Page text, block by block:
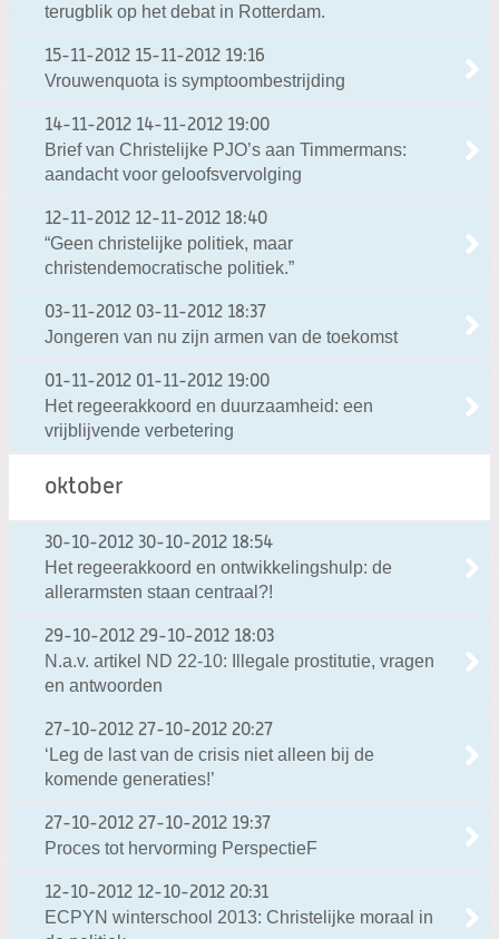
terugblik op het debat in Rotterdam.
15-11-2012 15-11-2012 19:16
Vrouwenquota is symptoombestrijding
14-11-2012 14-11-2012 19:00
Brief van Christelijke PJO’s aan Timmermans:
aandacht voor geloofsvervolging
12-11-2012 12-11-2012 18:40
“Geen christelijke politiek, maar
christendemocratische politiek.”
03-11-2012 03-11-2012 18:37
Jongeren van nu zijn armen van de toekomst
01-11-2012 01-11-2012 19:00
Het regeerakkoord en duurzaamheid: een
vrijblijvende verbetering
oktober
30-10-2012 30-10-2012 18:54
Het regeerakkoord en ontwikkelingshulp: de
allerarmsten staan centraal?!
29-10-2012 29-10-2012 18:03
N.a.v. artikel ND 22-10: Illegale prostitutie, vragen
en antwoorden
27-10-2012 27-10-2012 20:27
‘Leg de last van de crisis niet alleen bij de
komende generaties!’
27-10-2012 27-10-2012 19:37
Proces tot hervorming PerspectieF
12-10-2012 12-10-2012 20:31
ECPYN winterschool 2013: Christelijke moraal in